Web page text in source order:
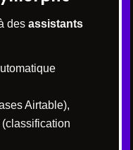
des assistants
Airtable),